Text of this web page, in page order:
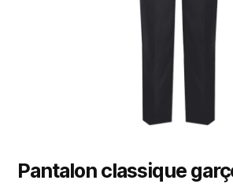
Pantalon classique